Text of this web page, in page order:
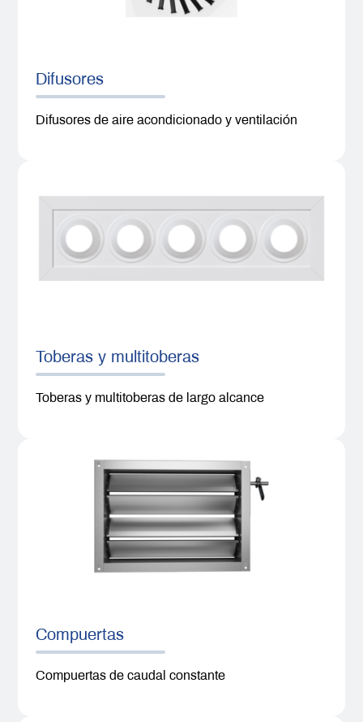
Difusores
Difusores de aire acondicionado y ventilación
Toberas y multitoberas
Toberas y multitoberas de largo alcance
Compuertas
Compuertas de caudal constante